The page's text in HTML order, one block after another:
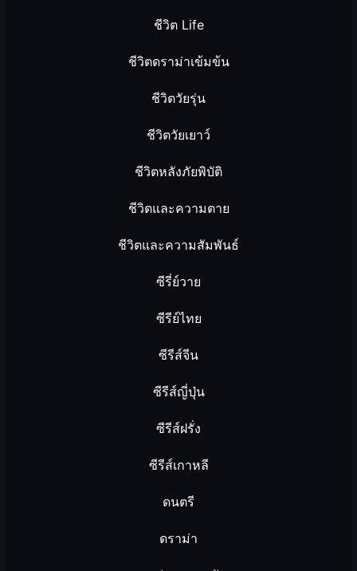
ชีวิต Life
ชีวิตดราม่าเข้มข้น
ชีวิตวัยรุ่น
ชีวิตวัยเยาว์
ชีวิตหลังภัยพิบัติ
ชีวิตและความตาย
ชีวิตและความสัมพันธ์
ซีรี่ย์วาย
ซีรีย์ไทย
ซีรีส์จีน
ซีรีส์ญี่ปุ่น
ซีรีส์ฝรั่ง
ซีรีส์เกาหลี
ดนตรี
ดราม่า